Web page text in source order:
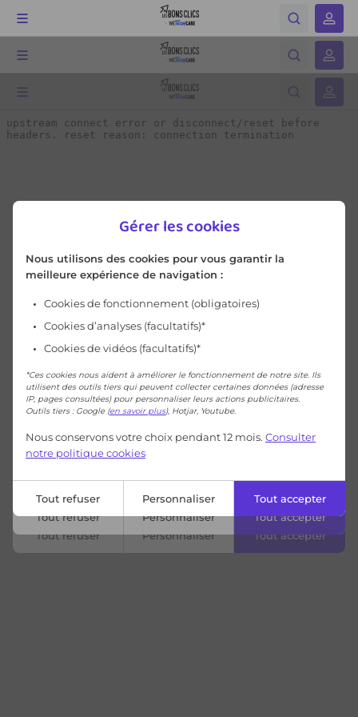
Gérer les cookies
Nous utilisons des cookies pour vous garantir la
meilleure expérience de navigation :
Cookies de fonctionnement (obligatoires)
Cookies d’analyses (facultatifs)*
Cookies de vidéos (facultatifs)*
*Ces cookies nous aident à améliorer le fonctionnement de notre site. Ils
utilisent des outils tiers qui peuvent collecter certaines données (adresse
IP, pages consultées) pour personnaliser leurs actions publicitaires.
Outils tiers : Google (en savoir plus), Hotjar, Youtube.
Nous conservons votre choix pendant 12 mois. Consulter
notre politique cookies
Tout refuser Personnaliser Tout accepter